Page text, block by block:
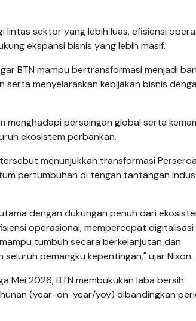
lintas sektor yang lebih luas, efisiensi
ekspansi bisnis yang lebih masif.
BTN mampu bertransformasi menjadi
menyelaraskan kebijakan bisnis
menghadapi persaingan global serta
ekosistem perbankan.
menunjukkan transformasi
pertumbuhan di tengah tantangan
dengan dukungan penuh dari
operasional, mempercepat digitalisasi
tumbuh secara berkelanjutan dan
pemangku kepentingan," ujar Nixon.
Mei 2026, BTN membukukan laba bersih
(year-on-year/yoy) dibandingkan